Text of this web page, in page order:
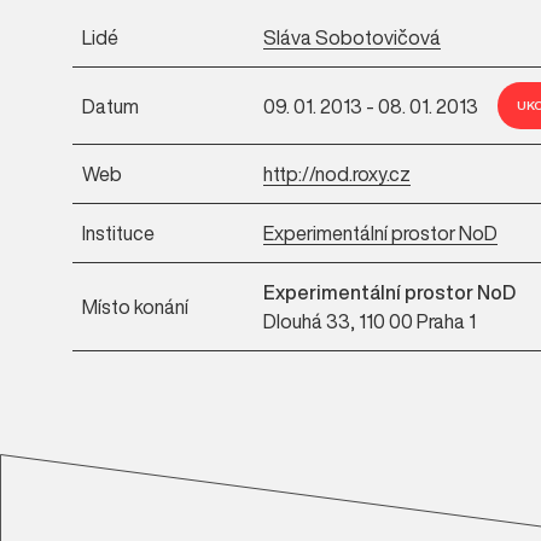
Lidé Sláva Sobotovičová
Datum 09. 01. 2013 - 08. 01. 2013
Web http://nod.roxy.cz
Instituce Experimentální prostor NoD
Místo konání
Experimentální prostor NoD
Dlouhá 33, 110 00 Praha 1